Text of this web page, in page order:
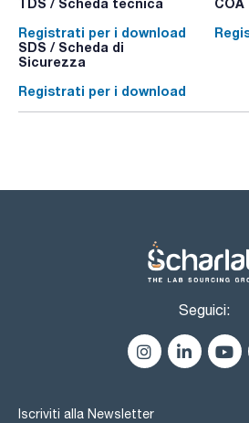
TDS / Scheda tecnica
Registrati per i download
COA
SDS / Scheda di
Sicurezza
Registrati per i download
Seguici:
Iscriviti alla Newsletter